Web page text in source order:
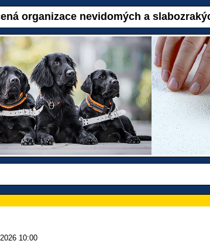
organizace nevidomých a
10:00